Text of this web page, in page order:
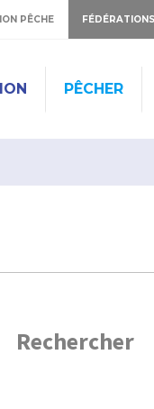
PÊCHE
PÊCHER
Rechercher